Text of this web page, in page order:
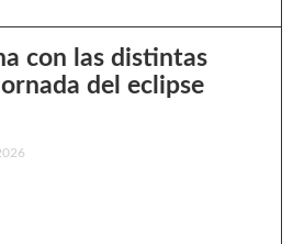
con las distintas
del eclipse